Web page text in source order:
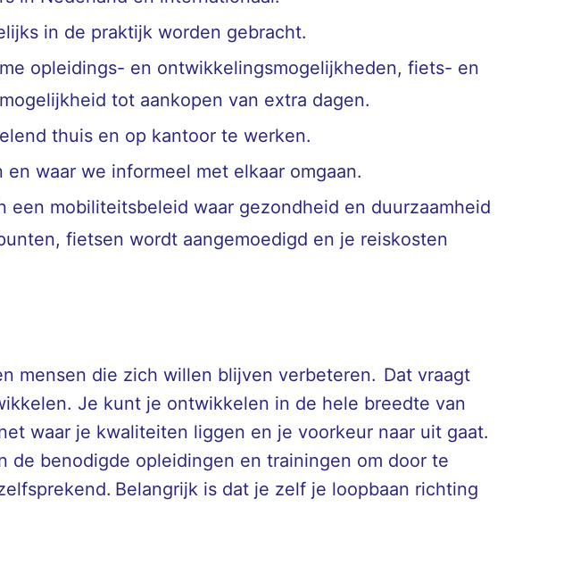
in de praktijk worden gebracht.
opleidings- en ontwikkelingsmogelijkheden, fiets- en
tot aankopen van extra dagen.
thuis en op kantoor te werken.
waar we informeel met elkaar omgaan.
mobiliteitsbeleid waar gezondheid en duurzaamheid
fietsen wordt aangemoedigd en je reiskosten
mensen die zich willen blijven verbeteren. Dat vraagt
Je kunt je ontwikkelen in de hele breedte van
waar je kwaliteiten liggen en je voorkeur naar uit gaat.
benodigde opleidingen en trainingen om door te
Belangrijk is dat je zelf je loopbaan richting